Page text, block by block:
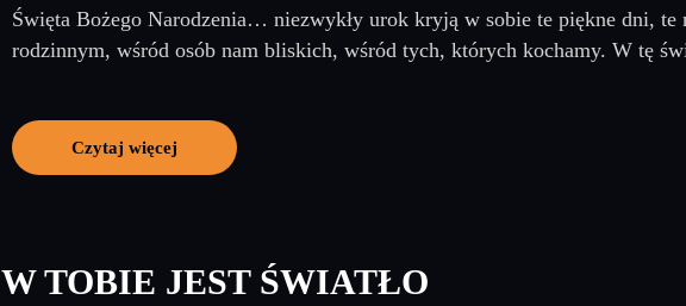
Święta Bożego Narodzenia… niezwykły urok kryją w sobie te piękne dni, te
rodzinnym, wśród osób nam bliskich, wśród tych, których kochamy. W tę
Czytaj więcej
W TOBIE JEST ŚWIATŁO